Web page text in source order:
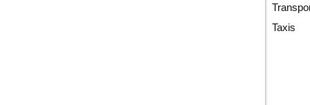
Taxis